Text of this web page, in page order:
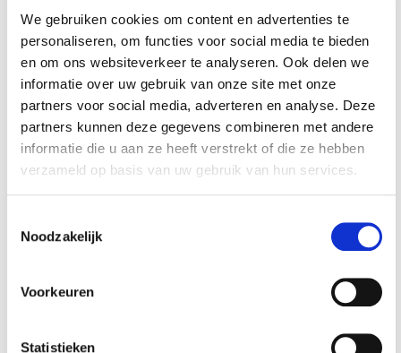
We gebruiken cookies om content en advertenties te
personaliseren, om functies voor social media te bieden
en om ons websiteverkeer te analyseren. Ook delen we
informatie over uw gebruik van onze site met onze
partners voor social media, adverteren en analyse. Deze
partners kunnen deze gegevens combineren met andere
informatie die u aan ze heeft verstrekt of die ze hebben
verzameld op basis van uw gebruik van hun services.
Noodzakelijk
Voorkeuren
Statistieken
€ 6,95
Gewicht: 1.06kg